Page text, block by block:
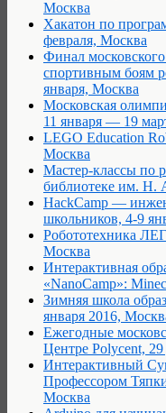
Москва
Хакатон по
февраля, Москва
Финал
спортивным боям
января, Москва
Московская
11 января — 19
LEGO Education
Москва
Мастер-классы по
библиотеке им. Н.
HackCamp —
школьников, 4-9
Робототехника
Москва
Интерактивная
«NanoCamp»:
Зимняя школа
января 2016,
Ежегодные
Центре Polycent, 29
Интерактивный
Профессором
Москва